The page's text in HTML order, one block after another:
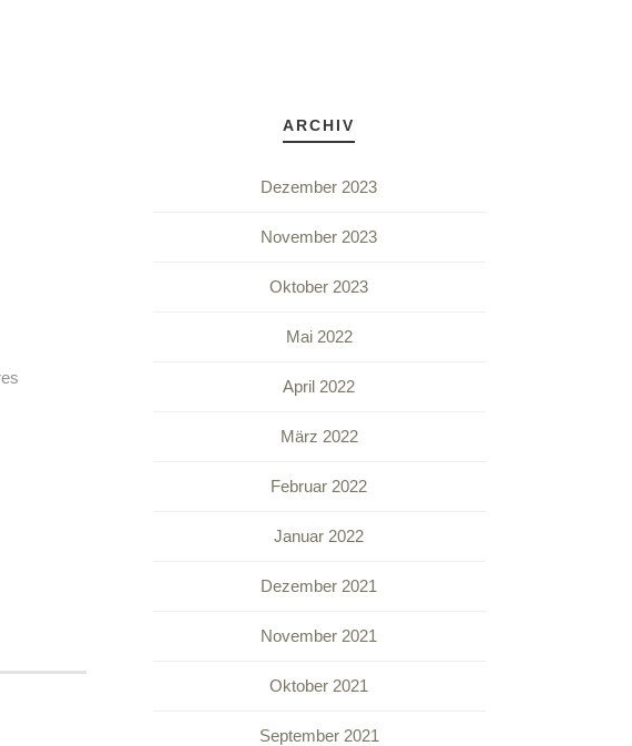
ARCHIV
Dezember 2023
November 2023
Oktober 2023
Mai 2022
April 2022
März 2022
Februar 2022
Januar 2022
Dezember 2021
November 2021
Oktober 2021
September 2021